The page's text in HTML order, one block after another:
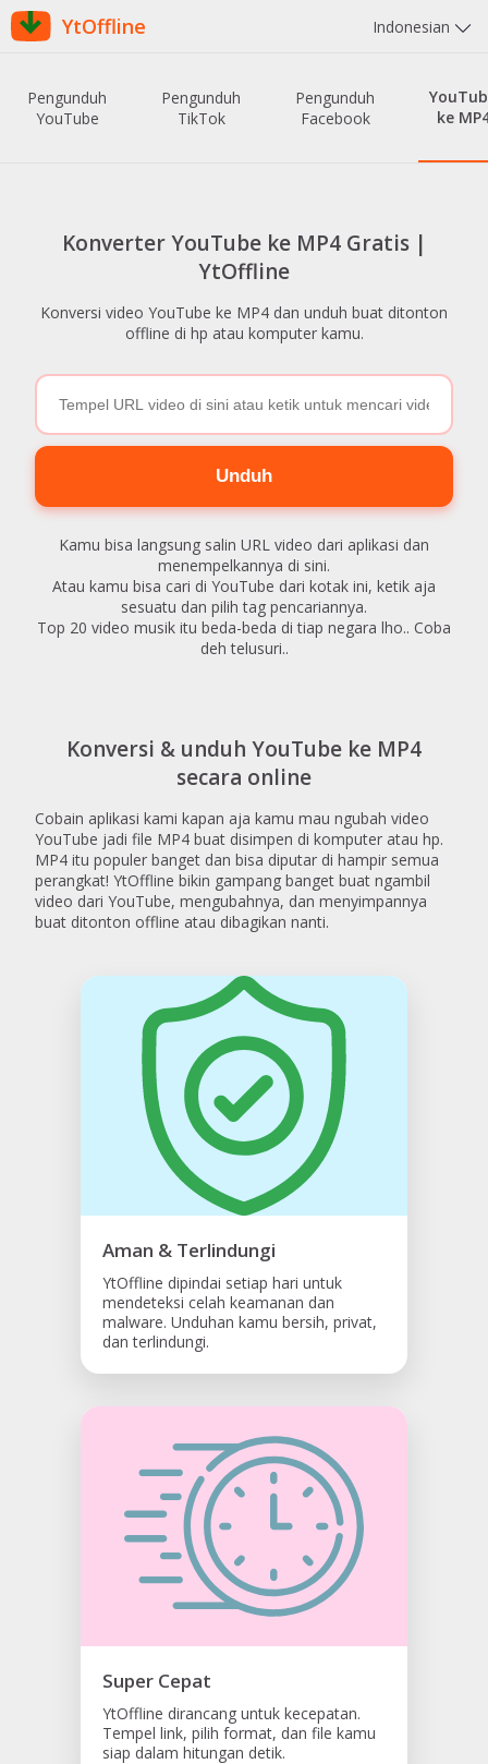
YtOffline Indonesian
Pengunduh
YouTube
Pengunduh
TikTok
Pengunduh
Facebook
ke
Konverter YouTube ke MP4 Gratis |
YtOffline
Konversi video YouTube ke MP4 dan unduh buat ditonton
offline di hp atau komputer kamu.
Unduh
Kamu bisa langsung salin URL video dari aplikasi dan
menempelkannya di sini.
Atau kamu bisa cari di YouTube dari kotak ini, ketik aja
sesuatu dan pilih tag pencariannya.
Top 20 video musik itu beda-beda di tiap negara lho.. Coba
deh telusuri..
Konversi & unduh YouTube ke MP4
secara online
Cobain aplikasi kami kapan aja kamu mau ngubah video
YouTube jadi file MP4 buat disimpen di komputer atau hp.
MP4 itu populer banget dan bisa diputar di hampir semua
perangkat! YtOffline bikin gampang banget buat ngambil
video dari YouTube, mengubahnya, dan menyimpannya
buat ditonton offline atau dibagikan nanti.
Aman & Terlindungi
YtOffline dipindai setiap hari untuk
mendeteksi celah keamanan dan
malware. Unduhan kamu bersih, privat,
dan terlindungi.
Super Cepat
YtOffline dirancang untuk kecepatan.
Tempel link, pilih format, dan file kamu
siap dalam hitungan detik.